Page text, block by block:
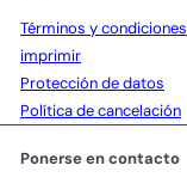
Términos y condiciones
imprimir
Protección de datos
Política de cancelación
Ponerse en contacto